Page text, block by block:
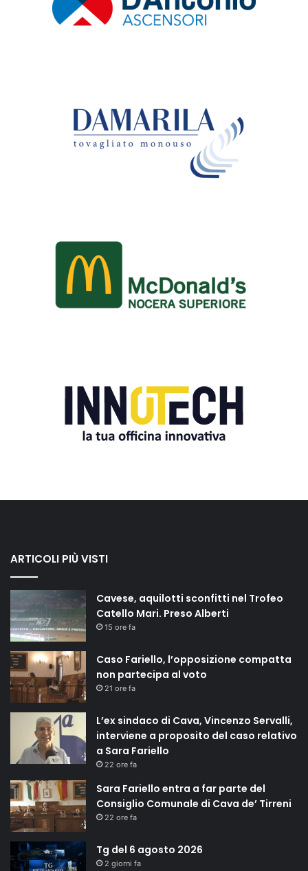
ARTICOLI PIÙ VISTI
Cavese, aquilotti sconfitti nel Trofeo
Catello Mari. Preso Alberti
15 ore fa
Caso Fariello, l’opposizione compatta
non partecipa al voto
21 ore fa
L’ex sindaco di Cava, Vincenzo Servalli,
interviene a proposito del caso relativo
a Sara Fariello
22 ore fa
Sara Fariello entra a far parte del
Consiglio Comunale di Cava de’ Tirreni
22 ore fa
Tg del 6 agosto 2026
2 giorni fa